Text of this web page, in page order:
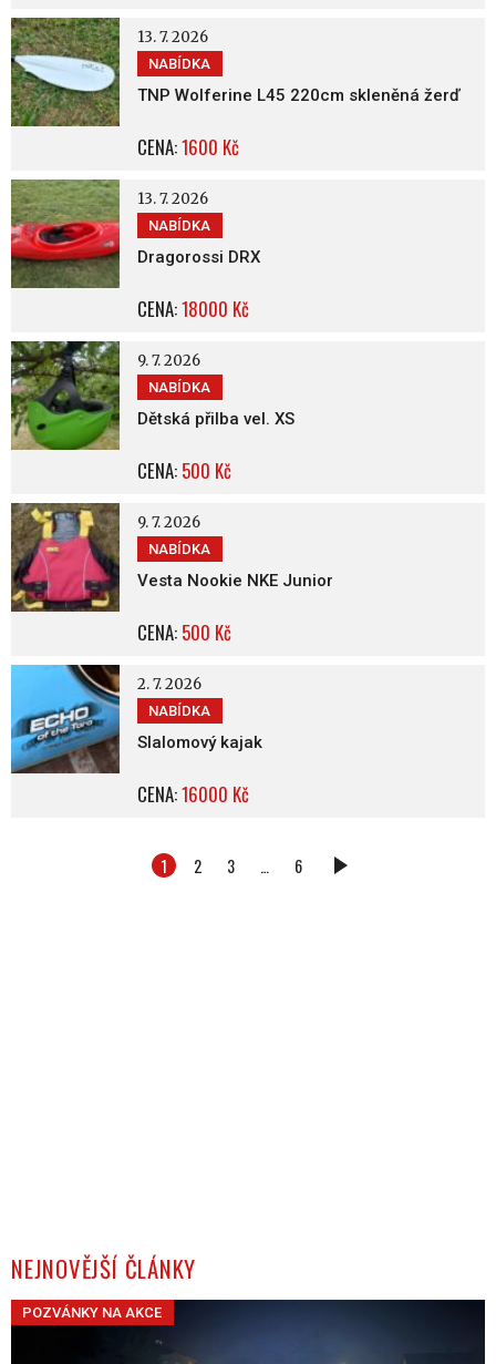
NABÍDKA
TNP Wolferine L45 220cm skleněná žerď
CENA:1600 Kč
13. 7. 2026
NABÍDKA
Dragorossi DRX
CENA:18000 Kč
13. 7. 2026
NABÍDKA
Dětská přilba vel. XS
CENA: 500 Kč
9. 7. 2026
NABÍDKA
Vesta Nookie NKE Junior
CENA: 500 Kč
9. 7. 2026
NABÍDKA
Slalomový kajak
CENA:16000 Kč
2. 7. 2026
1 2 3 … 6
DALŠÍ
NEJNOVĚJŠÍ ČLÁNKY
POZVÁNKY NA AKCE